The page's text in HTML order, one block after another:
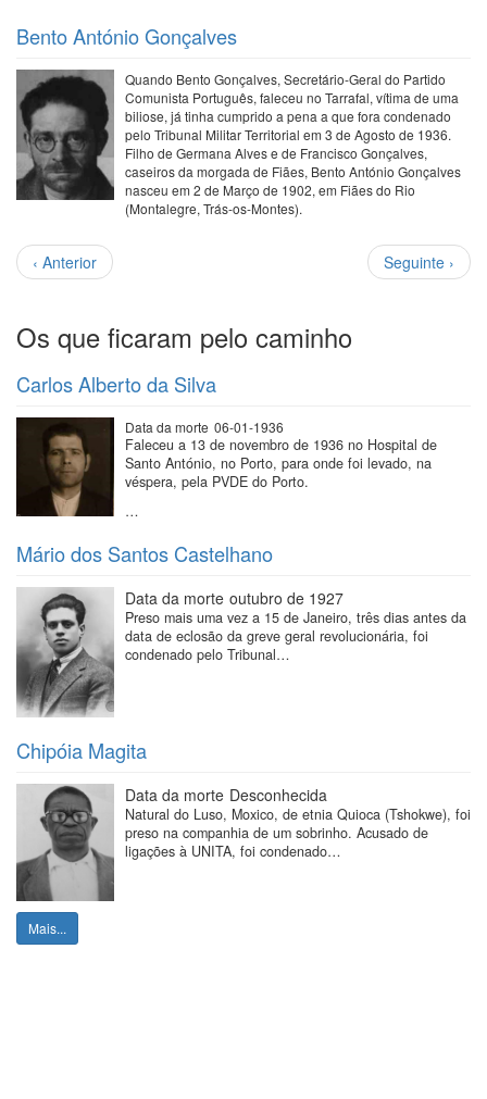
Bento António Gonçalves
Quando Bento Gonçalves, Secretário-Geral do Partido
Comunista Português, faleceu no Tarrafal, vítima de uma
biliose, já tinha cumprido a pena a que fora condenado
pelo Tribunal Militar Territorial em 3 de Agosto de 1936.
Filho de Germana Alves e de Francisco Gonçalves,
caseiros da morgada de Fiães, Bento António Gonçalves
nasceu em 2 de Março de 1902, em Fiães do Rio
(Montalegre, Trás-os-Montes).
Paginação
Página
anterior
‹ Anterior
Próxima
página
Seguinte ›
Os que ficaram pelo caminho
Carlos Alberto da Silva
Data da morte 06-01-1936
Faleceu a 13 de novembro de 1936 no Hospital de
Santo António, no Porto, para onde foi levado, na
véspera, pela PVDE do Porto.
…
Mário dos Santos Castelhano
Data da morte outubro de 1927
Preso mais uma vez a 15 de Janeiro, três dias antes da
data de eclosão da greve geral revolucionária, foi
condenado pelo Tribunal…
Chipóia Magita
Data da morte Desconhecida
Natural do Luso, Moxico, de etnia Quioca (Tshokwe), foi
preso na companhia de um sobrinho. Acusado de
ligações à UNITA, foi condenado…
Mais...